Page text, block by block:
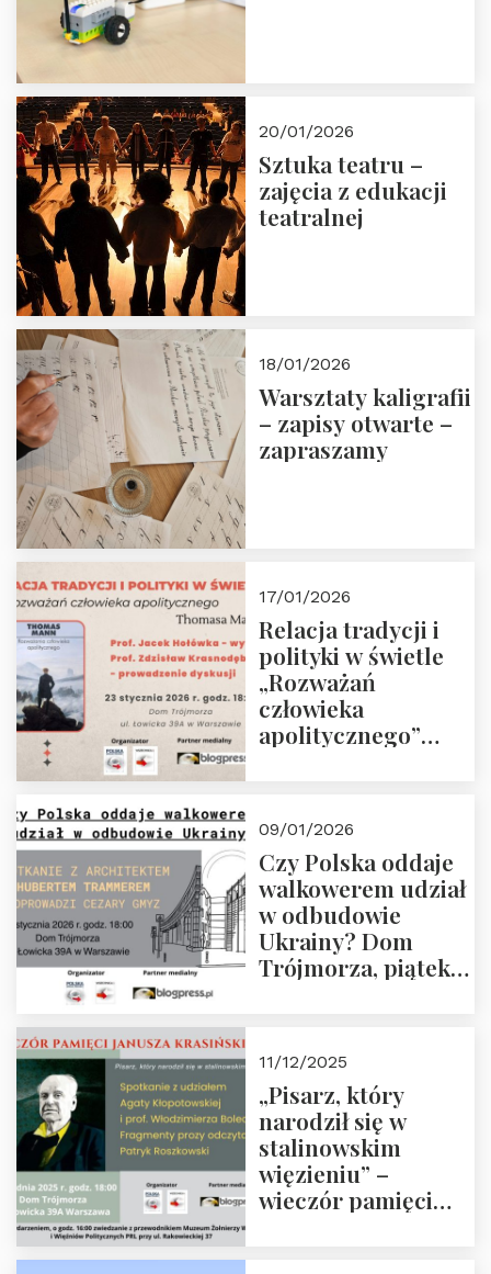
20/01/2026
Sztuka teatru –
zajęcia z edukacji
teatralnej
18/01/2026
Warsztaty kaligrafii
– zapisy otwarte –
zapraszamy
17/01/2026
Relacja tradycji i
polityki w świetle
„Rozważań
człowieka
apolitycznego”
godz. 18:00.
Zapraszamy!
09/01/2026
Czy Polska oddaje
walkowerem udział
w odbudowie
Ukrainy? Dom
Trójmorza, piątek
11/12/2025
„Pisarz, który
narodził się w
stalinowskim
więzieniu” –
wieczór pamięci